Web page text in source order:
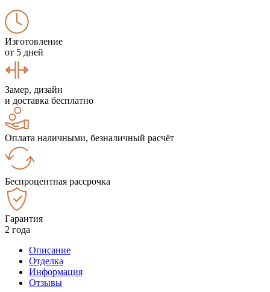
Изготовление
от 5 дней
Замер, дизайн
и доставка бесплатно
Оплата наличными, безналичный расчёт
Беспроцентная рассрочка
Гарантия
2 года
Описание
Отделка
Информация
Отзывы